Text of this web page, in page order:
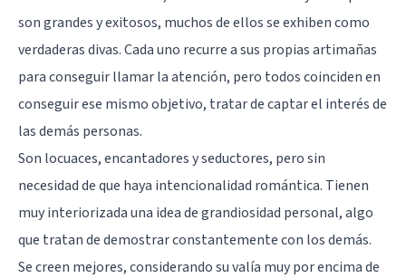
son grandes y exitosos, muchos de ellos se exhiben como
verdaderas divas. Cada uno recurre a sus propias artimañas
para conseguir llamar la atención, pero todos coinciden en
conseguir ese mismo objetivo, tratar de captar el interés de
las demás personas.
Son locuaces, encantadores y seductores, pero sin
necesidad de que haya intencionalidad romántica. Tienen
muy interiorizada una idea de grandiosidad personal, algo
que tratan de demostrar constantemente con los demás.
Se creen mejores, considerando su valía muy por encima de